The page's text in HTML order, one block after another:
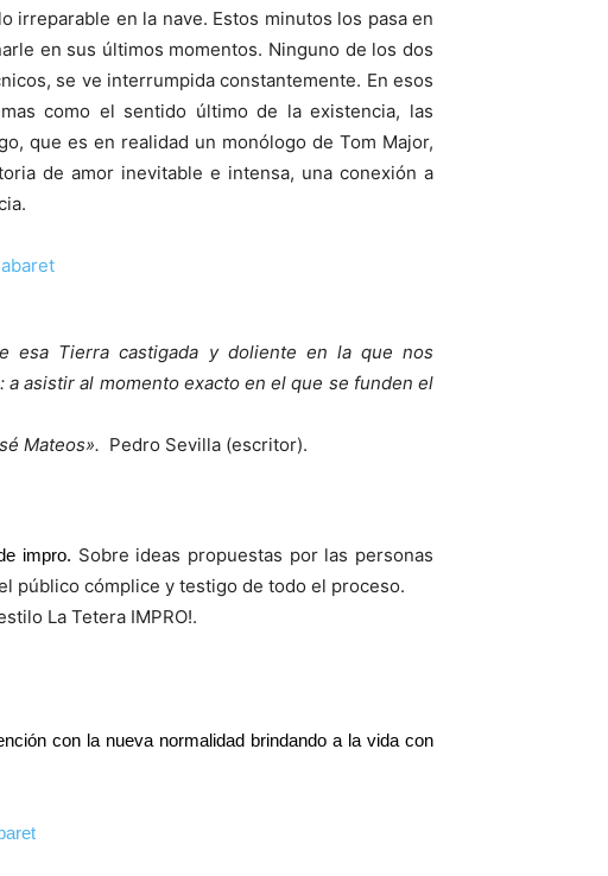
irreparable en la nave. Estos minutos los pasa en
en sus últimos momentos. Ninguno de los dos
se ve interrumpida constantemente. En esos
como el sentido último de la existencia, las
que es en realidad un monólogo de Tom Major,
de amor inevitable e intensa, una conexión a
esa Tierra castigada y doliente en la que nos
asistir al momento exacto en el que se funden el
Mateos». Pedro Sevilla (escritor).
impro. Sobre ideas propuestas por las personas
público cómplice y testigo de todo el proceso.
La Tetera IMPRO!.
con la nueva normalidad brindando a la vida con